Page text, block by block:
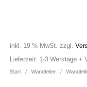
Start / Wandteller /
inkl. 19 % MwSt. zzgl.
Lieferzeit: 1-3 Werktage +